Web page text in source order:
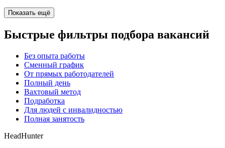
Показать ещё
Быстрые фильтры подбора вакансий
Без опыта работы
Сменный график
От прямых работодателей
Полный день
Вахтовый метод
Подработка
Для людей с инвалидностью
Полная занятость
HeadHunter